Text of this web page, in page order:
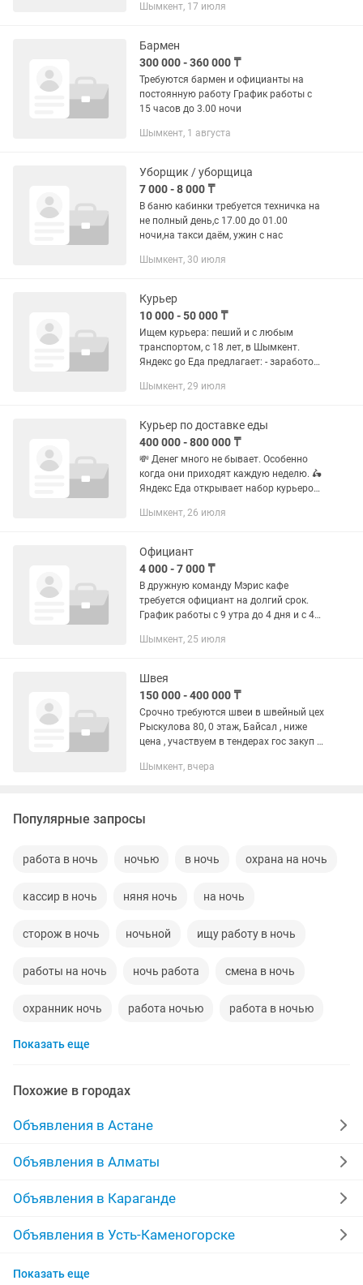
индустиральной зоне Жулдыз.
Шымкент, 17 июля
Бармен
300 000 - 360 000 ₸
Требуются бармен и официанты на
постоянную работу График работы с
15 часов до 3.00 ночи
Шымкент, 1 августа
Уборщик / уборщица
7 000 - 8 000 ₸
В баню кабинки требуется техничка на
не полный день,с 17.00 до 01.00
ночи,на такси даём, ужин с нас
Шымкент, 30 июля
Курьер
10 000 - 50 000 ₸
Ищем курьера: пеший и с любым
транспортом, с 18 лет, в Шымкент.
Яндекс go Еда предлагает: - заработок
тыс каждый день, График работы для
Шымкент, 29 июля
Курьер по доставке еды
400 000 - 800 000 ₸
💸 Денег много не бывает. Особенно
когда они приходят каждую неделю. 🛵
Яндекс Еда открывает набор курьеров!
каждую неделю 📦 Заказы есть каждый
Шымкент, 26 июля
Официант
4 000 - 7 000 ₸
В дружную команду Мэрис кафе
требуется официант на долгий срок.
График работы с 9 утра до 4 дня и с 4
кассы график два на два. Обед
Шымкент, 25 июля
Швея
150 000 - 400 000 ₸
Срочно требуются швеи в швейный цех
Рыскулова 80, 0 этаж, Байсал , ниже
цена , участвуем в тендерах гос закуп и
пакеты имеются, 9-18.00, обед 12.30-
Шымкент, вчера
Популярные запросы
работа в ночь ночью в ночь охрана на ночь
кассир в ночь няня ночь на ночь
сторож в ночь ночьной ищу работу в ночь
работы на ночь ночь работа смена в ночь
охранник ночь работа ночью работа в ночью
Показать еще
Похожие в городах
Объявления в Астане
Объявления в Алматы
Объявления в Караганде
Объявления в Усть-Каменогорске
Объявления в Актау
Показать еще